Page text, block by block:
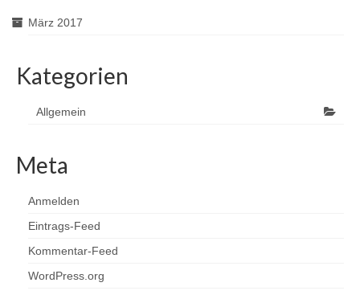
März 2017
Kategorien
Allgemein
Meta
Anmelden
Eintrags-Feed
Kommentar-Feed
WordPress.org